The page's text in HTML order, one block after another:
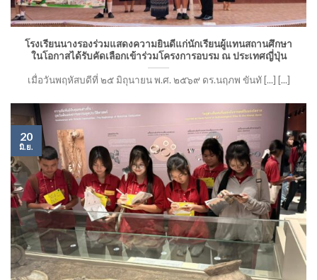
โรงเรียนนางรองร่วมแสดงความยินดีแก่นักเรียนผู้แทนสถานศึกษา
ในโอกาสได้รับคัดเลือกเข้าร่วมโครงการอบรม ณ ประเทศญี่ปุ่น
เมื่อวันพฤหัสบดีที่ ๒๕ มิถุนายน พ.ศ. ๒๕๖๙ ดร.นฤภพ ขันทั [...] [...]
20
มิ.ย.